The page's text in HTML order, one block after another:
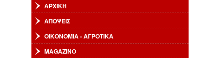
ΑΡΧΙΚΗ
ΑΠΟΨΕΙΣ
ΟΙΚΟΝΟΜΙΑ - ΑΓΡΟΤΙΚΑ
MAGAZINO